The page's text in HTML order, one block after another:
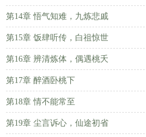
第14章 悟气知难，九炼悲戚
第15章 饭肆听传，白祖惊世
第16章 辨清炼体，偶遇桃夭
第17章 醉酒卧桃下
第18章 情不能常至
第19章 尘言诉心，仙途初省